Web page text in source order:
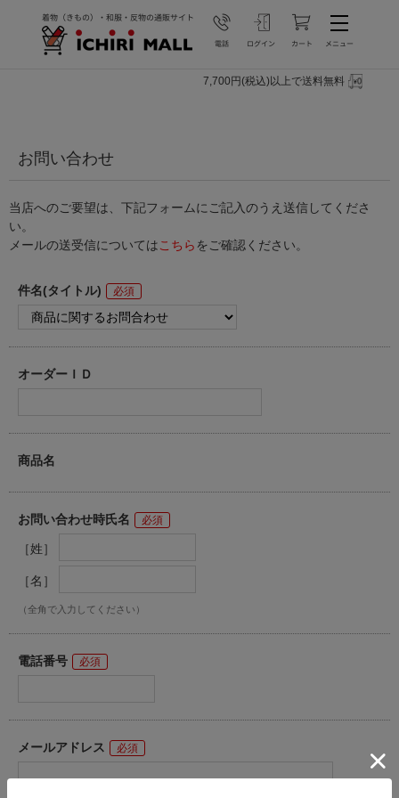
7,700円(税込)以上で送料無料
お問い合わせ
当店へのご要望は、下記フォームにご記入のうえ送信してくださ
い。
メールの送受信については こちら をご確認ください。
件名(タイトル)
オーダーＩＤ
商品名
お問い合わせ時氏名
［姓］
［名］
（全角で入力してください）
電話番号
メールアドレス